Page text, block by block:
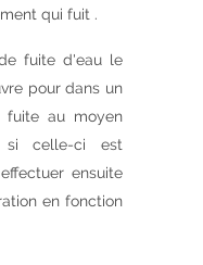
qui fuit .
fuite d'eau le
pour dans un
fuite au moyen
si celle-ci est
ensuite
en fonction